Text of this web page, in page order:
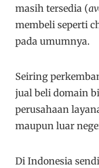
masih tersedia (
membeli seperti
pada umumnya.
Seiring
jual beli domain
perusahaan
maupun luar
Di Indonesia